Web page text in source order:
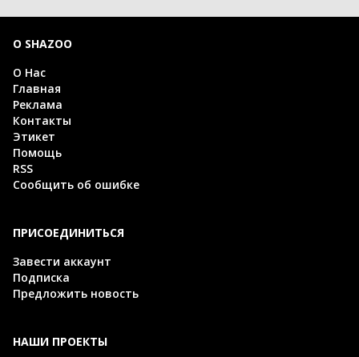
О SHAZOO
О Нас
Главная
Реклама
Контакты
Этикет
Помощь
RSS
Сообщить об ошибке
ПРИСОЕДИНИТЬСЯ
Завести аккаунт
Подписка
Предложить новость
НАШИ ПРОЕКТЫ